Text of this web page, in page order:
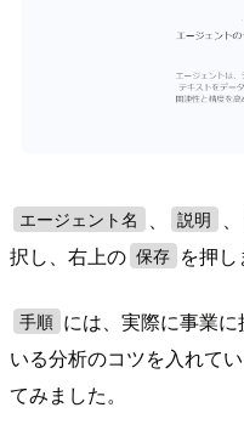
エージェント名 、 説明 、
択し、右上の 保存 を押し
手順 には、実際に事業
いる分析のコツを入れて
てみました。